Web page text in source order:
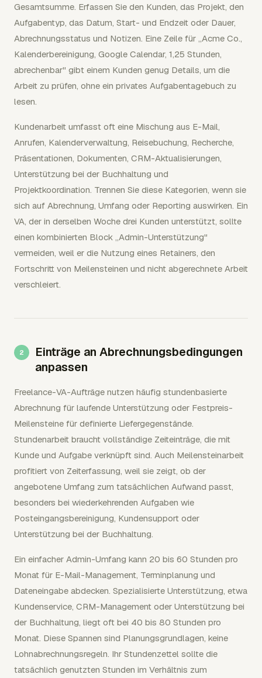
Gesamtsumme. Erfassen Sie den Kunden, das Projekt, den
Aufgabentyp, das Datum, Start- und Endzeit oder Dauer,
Abrechnungsstatus und Notizen. Eine Zeile für „Acme Co.,
Kalenderbereinigung, Google Calendar, 1,25 Stunden,
abrechenbar" gibt einem Kunden genug Details, um die
Arbeit zu prüfen, ohne ein privates Aufgabentagebuch zu
lesen.
Kundenarbeit umfasst oft eine Mischung aus E-Mail,
Anrufen, Kalenderverwaltung, Reisebuchung, Recherche,
Präsentationen, Dokumenten, CRM-Aktualisierungen,
Unterstützung bei der Buchhaltung und
Projektkoordination. Trennen Sie diese Kategorien, wenn sie
sich auf Abrechnung, Umfang oder Reporting auswirken. Ein
VA, der in derselben Woche drei Kunden unterstützt, sollte
einen kombinierten Block „Admin-Unterstützung"
vermeiden, weil er die Nutzung eines Retainers, den
Fortschritt von Meilensteinen und nicht abgerechnete Arbeit
verschleiert.
Einträge an Abrechnungsbedingungen
anpassen
Freelance-VA-Aufträge nutzen häufig stundenbasierte
Abrechnung für laufende Unterstützung oder Festpreis-
Meilensteine für definierte Liefergegenstände.
Stundenarbeit braucht vollständige Zeiteinträge, die mit
Kunde und Aufgabe verknüpft sind. Auch Meilensteinarbeit
profitiert von Zeiterfassung, weil sie zeigt, ob der
angebotene Umfang zum tatsächlichen Aufwand passt,
besonders bei wiederkehrenden Aufgaben wie
Posteingangsbereinigung, Kundensupport oder
Unterstützung bei der Buchhaltung.
Ein einfacher Admin-Umfang kann 20 bis 60 Stunden pro
Monat für E-Mail-Management, Terminplanung und
Dateneingabe abdecken. Spezialisierte Unterstützung, etwa
Kundenservice, CRM-Management oder Unterstützung bei
der Buchhaltung, liegt oft bei 40 bis 80 Stunden pro
Monat. Diese Spannen sind Planungsgrundlagen, keine
Lohnabrechnungsregeln. Ihr Stundenzettel sollte die
tatsächlich genutzten Stunden im Verhältnis zum